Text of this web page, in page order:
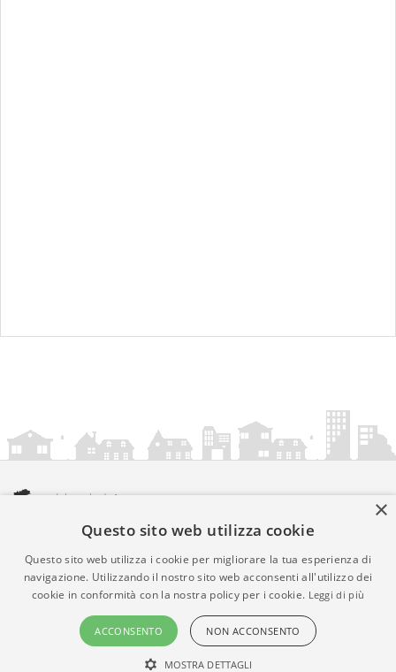
amministrazionicomunali.it è una iniziativa diartemedia.it
© Copyright MMXXIV - P.IVA 05400000724
Informazioni sul servizio |Informativa Privacy| Informativa
Cookies • Time 0.0113
×
Questo sito web utilizza cookie
Questo sito web utilizza i cookie per migliorare la tua esperienza di
navigazione. Utilizzando il nostro sito web acconsenti all'utilizzo dei
cookie in conformità con la nostra policy per i cookie. Leggi di più
ACCONSENTO NON ACCONSENTO
MOSTRA DETTAGLI